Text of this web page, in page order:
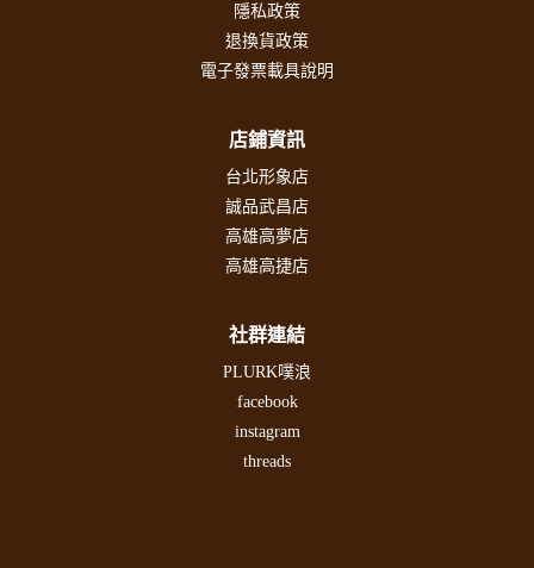
隱私政策
退換貨政策
電子發票載具說明
店鋪資訊
台北形象店
誠品武昌店
高雄高夢店
高雄高捷店
社群連結
PLURK噗浪
facebook
instagram
threads